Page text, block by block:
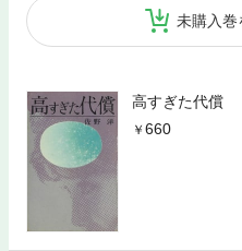
未購入巻
高すぎた代償
660